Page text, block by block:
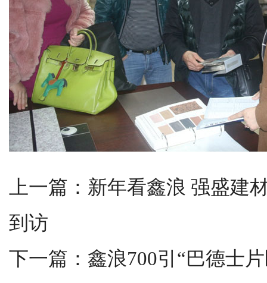
上一篇： 新年看鑫浪 强盛建
到访
下一篇： 鑫浪700引“巴德士